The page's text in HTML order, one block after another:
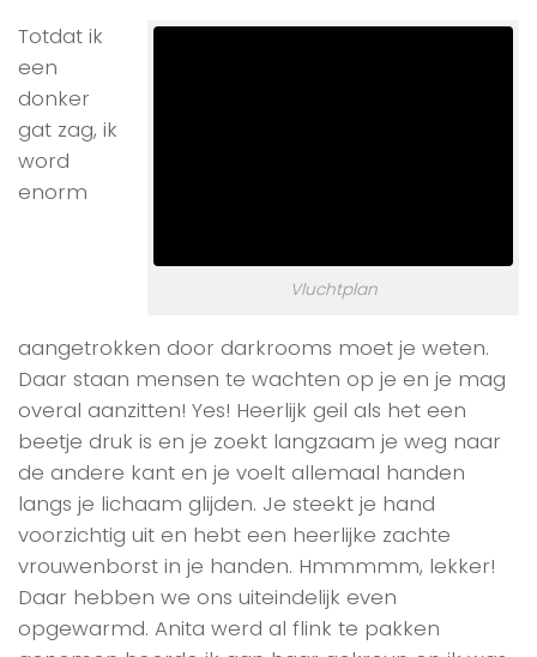
Vluchtplan
Totdat ik
een
donker
gat zag, ik
word
enorm
aangetrokken door darkrooms moet je weten.
Daar staan mensen te wachten op je en je mag
overal aanzitten! Yes! Heerlijk geil als het een
beetje druk is en je zoekt langzaam je weg naar
de andere kant en je voelt allemaal handen
langs je lichaam glijden. Je steekt je hand
voorzichtig uit en hebt een heerlijke zachte
vrouwenborst in je handen. Hmmmmm, lekker!
Daar hebben we ons uiteindelijk even
opgewarmd. Anita werd al flink te pakken